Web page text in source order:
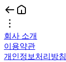
회사 소개
이용약관
개인정보처리방침